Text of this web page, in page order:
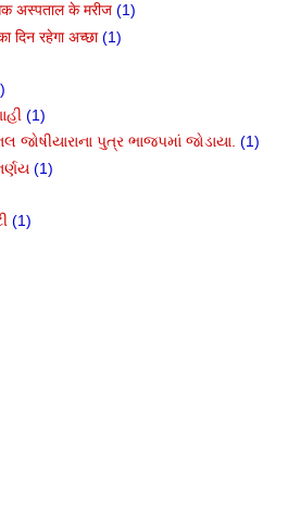
अस्पताल के मरीज (1)
दिन रहेगा अच्छा (1)
(1)
જોષીયારાના પુત્ર ભાજપમાં જોડાયા. (1)
(1)
(1)